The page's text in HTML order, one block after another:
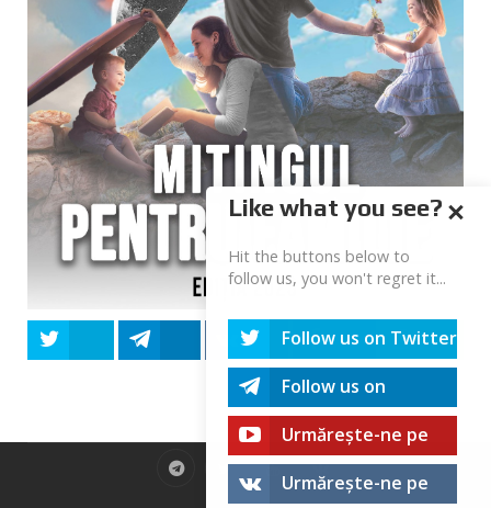
Share Share Share
Like what you see?
Hit the buttons below to
follow us, you won't regret it...
Follow us on Twitter
Follow us on
Telegram
Urmărește-ne pe
youtube!
Urmărește-ne pe